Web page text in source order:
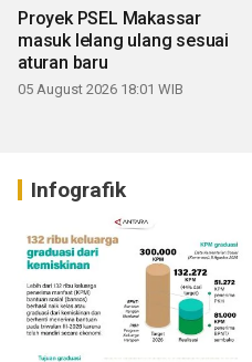
Proyek PSEL Makassar
masuk lelang ulang sesuai
aturan baru
05 August 2026 18:01 WIB
Infografik